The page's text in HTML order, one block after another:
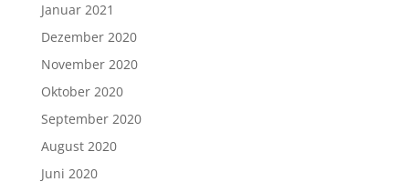
Januar 2021
Dezember 2020
November 2020
Oktober 2020
September 2020
August 2020
Juni 2020